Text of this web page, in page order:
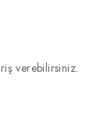
verebilirsiniz.